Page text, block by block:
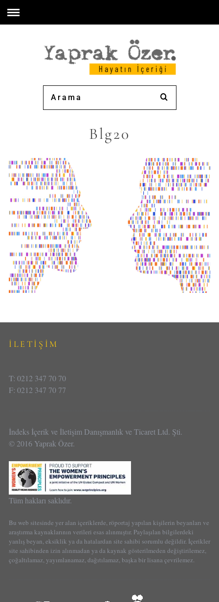
Blg20
İLETİŞİM
T: 0212 347 70 70
F: 0212 347 70 77
İndeks İçerik ve İletişim Danışmanlık ve Ticaret Ltd. Şti.
© 2016 Yaprak Özer.
Tüm hakları saklıdır.
Bu web sitesinde yer alan içeriklerde, röportaj yapılan kişilerin beyanları ve
araştırma kaynaklarının verileri esas alınmıştır. Paylaşılan bilgilerdeki
yanlış beyan, eksiklik ya da hatalardan site sahibi sorumlu değildir. İçerikler
site sahibinden izin alınmadan ya da kaynak gösterilmeden değiştirilemez,
çoğaltılamaz, yayımlanamaz, dağıtılamaz, başka bir lisana çevrilemez.